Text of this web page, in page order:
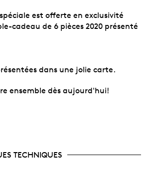
est offerte en exclusivité
cadeau de 6 pièces 2020 présenté
dans une jolie carte.
ensemble dès aujourd'hui!
TECHNIQUES